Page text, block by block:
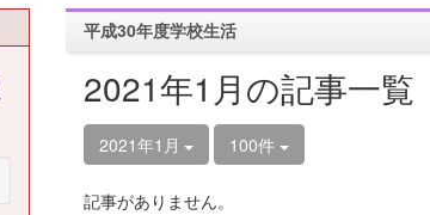
平成30年度学校生活
2021年1月の記事一覧
2021年1月 100件
記事がありません。